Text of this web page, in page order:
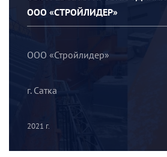
ООО «СТРОЙЛИДЕР»
ООО «Стройлидер»
г. Сатка
2021 г.